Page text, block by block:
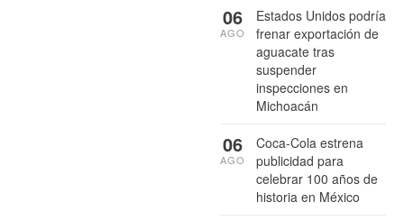
Estados Unidos podría
frenar exportación de
aguacate tras
suspender
inspecciones en
Michoacán
06
AGO
Coca-Cola estrena
publicidad para
celebrar 100 años de
historia en México
06
AGO